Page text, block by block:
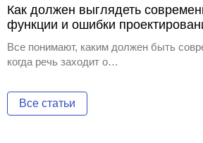
Как должен выглядеть
функции и ошибки
Все понимают, каким должен быть
когда речь заходит о…
Все статьи